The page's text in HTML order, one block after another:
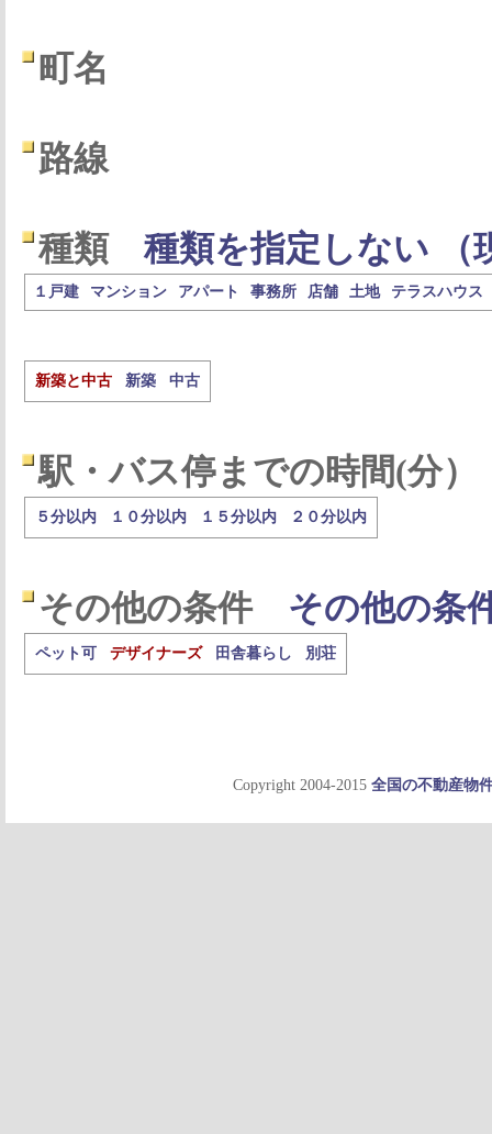
町名
路線
種類 種類を指定しない （
１戸建 マンション アパート 事務所 店舗 土地 テラスハウス
新築と中古 新築 中古
駅・バス停までの時間(分）
５分以内 １０分以内 １５分以内 ２０分以内
その他の条件 その他の条
ペット可 デザイナーズ 田舎暮らし 別荘
Copyright 2004-2015 全国の不動産物